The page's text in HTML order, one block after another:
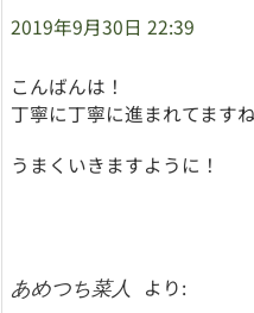
2019年9月30日 22:39
こんばんは！
丁寧に丁寧に進まれてますね
うまくいきますように！
あめつち菜人
より: